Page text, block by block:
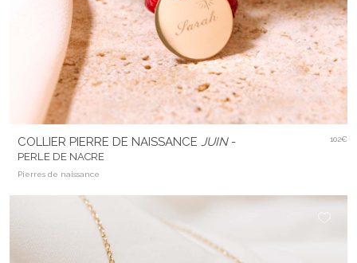
COLLIER PIERRE DE NAISSANCE JUIN-
PERLE DE NACRE
Pierres de naissance
102€